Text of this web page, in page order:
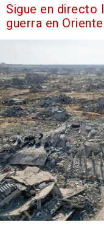
Sigue en directo
guerra en